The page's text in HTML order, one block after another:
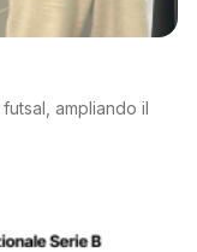
ampliando il